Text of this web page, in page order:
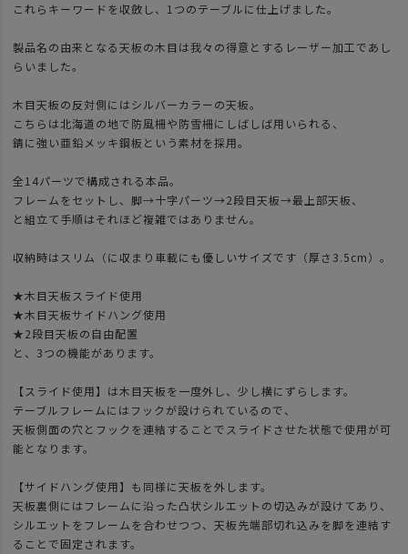
これらキーワードを収斂し、1つのテーブルに仕上げました。
製品名の由来となる天板の木目は我々の得意とするレーザー加工であし
らいました。
木目天板の反対側にはシルバーカラーの天板。
こちらは北海道の地で防風柵や防雪柵にしばしば用いられる、
錆に強い亜鉛メッキ鋼板という素材を採用。
全14パーツで構成される本品。
フレームをセットし、脚→十字パーツ→2段目天板→最上部天板、
と組立て手順はそれほど複雑ではありません。
収納時はスリム（に収まり車載にも優しいサイズです（厚さ3.5cm）。
★木目天板スライド使用
★木目天板サイドハング使用
★2段目天板の自由配置
と、3つの機能があります。
【スライド使用】は木目天板を一度外し、少し横にずらします。
テーブルフレームにはフックが設けられているので、
天板側面の穴とフックを連結することでスライドさせた状態で使用が可
能となります。
【サイドハング使用】も同様に天板を外します。
天板裏側にはフレームに沿った凸状シルエットの切込みが設けてあり、
シルエットをフレームを合わせつつ、天板先端部切れ込みを脚を連結す
ることで固定されます。